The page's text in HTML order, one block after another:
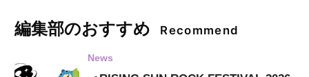
編集部のおすすめ Recommend
News